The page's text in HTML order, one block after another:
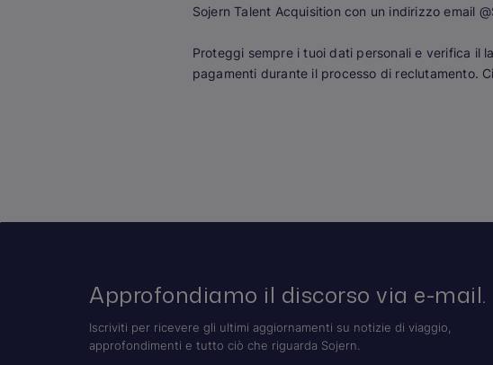
Sojern Talent Acquisition con un indirizzo email
Proteggi sempre i tuoi dati personali e verifica il
pagamenti durante il processo di reclutamento.
Approfondiamo il discorso via e-mail.
Iscriviti per ricevere gli ultimi aggiornamenti su notizie di viaggio,
approfondimenti e tutto ciò che riguarda Sojern.